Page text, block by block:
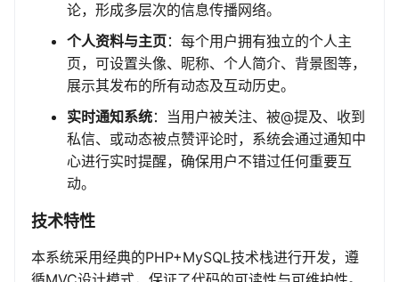
论，形成多层次的信息传播网络。
个人资料与主页：每个用户拥有独立的个人主
页，可设置头像、昵称、个人简介、背景图等，
展示其发布的所有动态及互动历史。
实时通知系统：当用户被关注、被@提及、收到
私信、或动态被点赞评论时，系统会通过通知中
心进行实时提醒，确保用户不错过任何重要互
动。
技术特性
本系统采用经典的PHP+MySQL技术栈进行开发，遵